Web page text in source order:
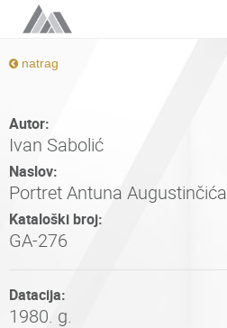
natrag
Autor:
Ivan Sabolić
Naslov:
Portret Antuna Augustinčića
Kataloški broj:
GA-276
Datacija:
1980. g.